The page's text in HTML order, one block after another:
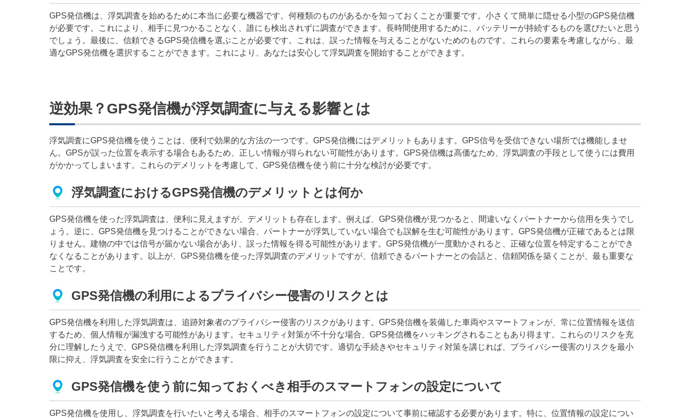
GPS発信機は、浮気調査を始めるために本当に必要な機器です。何種類のものがあるかを知っておくことが重要です。小さくて簡単に隠せる小型のGPS発信機
が必要です。これにより、相手に見つかることなく、誰にも検出されずに調査ができます。長時間使用するために、バッテリーが持続するものを選びたいと思う
でしょう。最後に、信頼できるGPS発信機を選ぶことが必要です。これは、誤った情報を与えることがないためのものです。これらの要素を考慮しながら、最
適なGPS発信機を選択することができます。これにより、あなたは安心して浮気調査を開始することができます。
逆効果？GPS発信機が浮気調査に与える影響とは
浮気調査にGPS発信機を使うことは、便利で効果的な方法の一つです。GPS発信機にはデメリットもあります。GPS信号を受信できない場所では機能しませ
ん。GPSが誤った位置を表示する場合もあるため、正しい情報が得られない可能性があります。GPS発信機は高価なため、浮気調査の手段として使うには費用
がかかってしまいます。これらのデメリットを考慮して、GPS発信機を使う前に十分な検討が必要です。
浮気調査におけるGPS発信機のデメリットとは何か
GPS発信機を使った浮気調査は、便利に見えますが、デメリットも存在します。例えば、GPS発信機が見つかると、間違いなくパートナーから信用を失うでし
ょう。逆に、GPS発信機を見つけることができない場合、パートナーが浮気していない場合でも誤解を生む可能性があります。GPS発信機が正確であるとは限
りません。建物の中では信号が届かない場合があり、誤った情報を得る可能性があります。GPS発信機が一度動かされると、正確な位置を特定することができ
なくなることがあります。以上が、GPS発信機を使った浮気調査のデメリットですが、信頼できるパートナーとの会話と、信頼関係を築くことが、最も重要な
ことです。
GPS発信機の利用によるプライバシー侵害のリスクとは
GPS発信機を利用した浮気調査は、追跡対象者のプライバシー侵害のリスクがあります。GPS発信機を装備した車両やスマートフォンが、常に位置情報を送信
するため、個人情報が漏洩する可能性があります。セキュリティ対策が不十分な場合、GPS発信機をハッキングされることもあり得ます。これらのリスクを充
分に理解したうえで、GPS発信機を利用した浮気調査を行うことが大切です。適切な手続きやセキュリティ対策を講じれば、プライバシー侵害のリスクを最小
限に抑え、浮気調査を安全に行うことができます。
GPS発信機を使う前に知っておくべき相手のスマートフォンの設定について
GPS発信機を使用し、浮気調査を行いたいと考える場合、相手のスマートフォンの設定について事前に確認する必要があります。特に、位置情報の設定につい